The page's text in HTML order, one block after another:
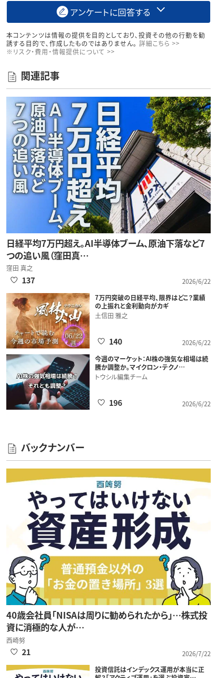
アンケートに回答する
本コンテンツは情報の提供を目的としており、投資その他の行動を勧
誘する目的で、作成したものではありません。 詳細こちら >>
※リスク・費用・情報提供について >>
関連記事
日経平均7万円超え。AI半導体ブーム、原油下落など7
つの追い風（窪田真…
窪田 真之
2026/6/22
137
7万円突破の日経平均、限界はどこ？業績
の上振れと金利動向がカギ
土信田 雅之
2026/6/22
140
今週のマーケット：AI株の強気な相場は続
騰か調整か。マイクロン・テクノ…
トウシル編集チーム
2026/6/22
196
バックナンバー
40歳会社員「NISAは周りに勧められたから」…株式投
資に消極的な人が…
西崎努
2026/7/22
21
投資信託はインデックス運用が本当に正